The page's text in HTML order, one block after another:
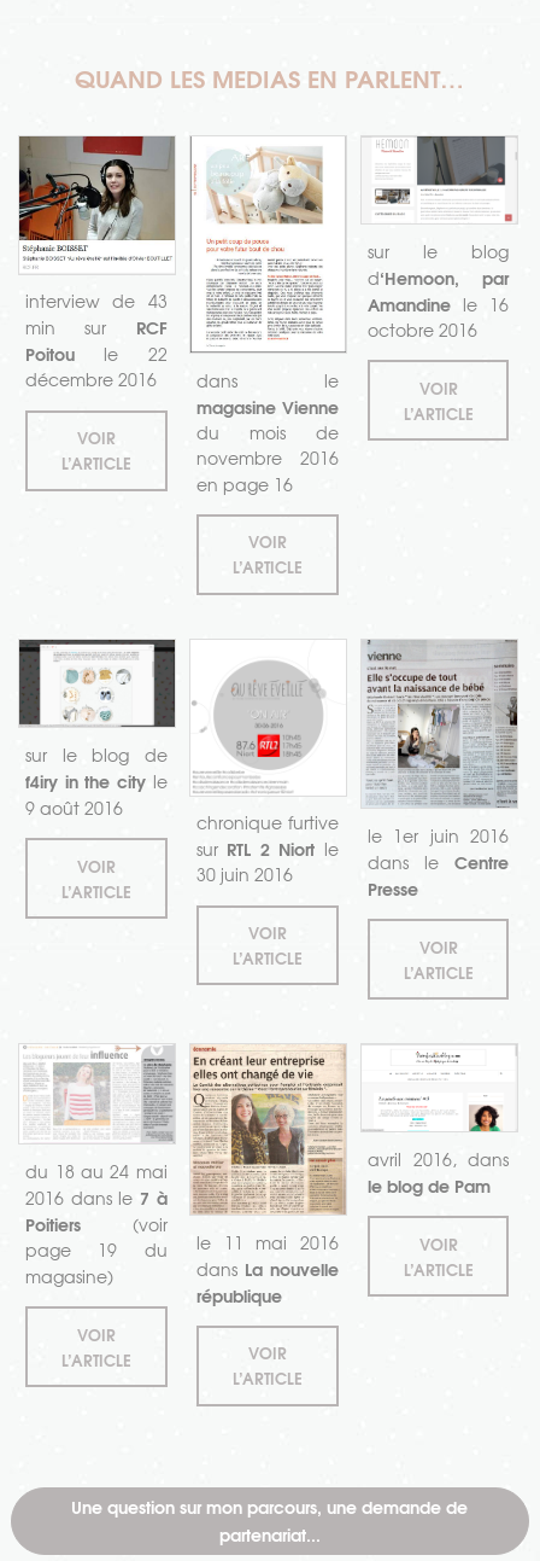
QUAND LES MEDIAS EN PARLENT…
interview de 43
min sur RCF
Poitou le 22
décembre 2016
VOIR
L’ARTICLE
dans le
magasine Vienne
du mois de
novembre 2016
en page 16
VOIR
L’ARTICLE
sur le blog
d‘Hemoon, par
Amandinele 16
octobre 2016
VOIR
L’ARTICLE
sur le blog de
f4iry in the city le
9 août 2016
VOIR
L’ARTICLE
chronique furtive
sur RTL 2 Niort le
30 juin 2016
VOIR
L’ARTICLE
le 1er juin 2016
dans leCentre
Presse
VOIR
L’ARTICLE
du 18 au 24 mai
2016 dans le 7 à
Poitiers (voir
page 19 du
magasine)
VOIR
L’ARTICLE
le 11 mai 2016
dans La nouvelle
république
VOIR
L’ARTICLE
avril 2016, dans
le blog de Pam
VOIR
L’ARTICLE
Une question sur mon parcours, une demande de
partenariat...